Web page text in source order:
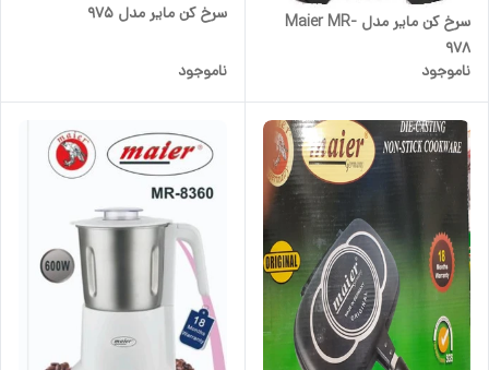
سرخ کن مایر مدل Maier MR-
978
ناموجود
سرخ کن مایر مدل 975
ناموجود